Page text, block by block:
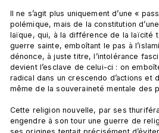
Il ne s’agit plus uniquement d’une «
polémique, mais de la constitution
laïque, qui, à la différence de la laïcité
guerre sainte, emboîtant le pas à
dénonce, à juste titre, l’intolérance
devient l’esclave de celui-ci : on
radical dans un crescendo d’actions et
même de la souveraineté mentale des
Cette religion nouvelle, par ses
engendre à son tour une guerre de